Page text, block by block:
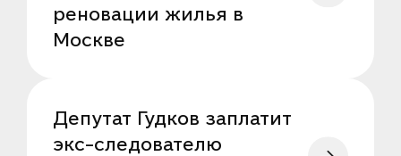
реновации жилья в
Москве
Депутат Гудков заплатит
экс-следователю